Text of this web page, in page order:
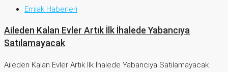
Emlak Haberleri
Aileden Kalan Evler Artık İlk İhalede Yabancıya
Satılamayacak
Aileden Kalan Evler Artık İlk İhalede Yabancıya Satılamayacak